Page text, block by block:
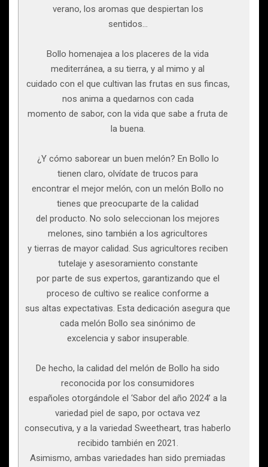
verano, los aromas que despiertan los
sentidos…
Bollo homenajea a los placeres de la vida
mediterránea, a su tierra, y al mimo y al
cuidado con el que cultivan las frutas en sus fincas,
nos anima a quedarnos con cada
momento de sabor, con la vida que sabe a fruta de
la buena.
¿Y cómo saborear un buen melón? En Bollo lo
tienen claro, olvídate de trucos para
encontrar el mejor melón, con un melón Bollo no
tienes que preocuparte de la calidad
del producto. No solo seleccionan los mejores
melones, sino también a los agricultores
y tierras de mayor calidad. Sus agricultores reciben
tutelaje y asesoramiento constante
por parte de sus expertos, garantizando que el
proceso de cultivo se realice conforme a
sus altas expectativas. Esta dedicación asegura que
cada melón Bollo sea sinónimo de
excelencia y sabor insuperable.
De hecho, la calidad del melón de Bollo ha sido
reconocida por los consumidores
españoles otorgándole el ‘Sabor del año 2024’ a la
variedad piel de sapo, por octava vez
consecutiva, y a la variedad Sweetheart, tras haberlo
recibido también en 2021.
Asimismo, ambas variedades han sido premiadas